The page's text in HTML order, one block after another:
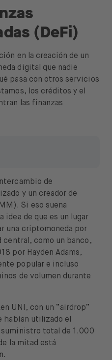
(DeFi)
en la creación de un
digital que nadie
pasa con otros servicios
los créditos y el
las finanzas
de
y un creador de
Si eso suena
idea de que es un lugar
una criptomoneda por
central, como un banco,
por Hayden Adams,
popular e incluso
de volumen durante
UNI, con un “airdrop”
habían utilizado el
total de 1.000
la mitad está